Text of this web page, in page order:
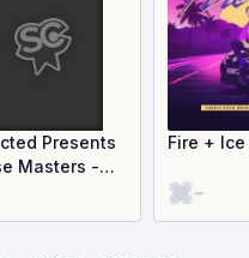
Presents
Masters -
Disco
Fire +
-